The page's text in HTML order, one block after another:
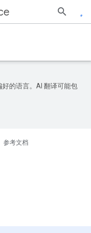
的语言。AI 翻译可能包
参考文档